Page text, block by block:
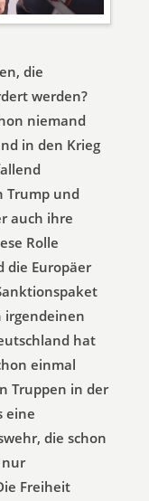
die
werden?
niemand
in den Krieg
Trump und
auch ihre
Rolle
die Europäer
irgendeinen
hat
einmal
Truppen in der
eine
die schon
nur
Freiheit